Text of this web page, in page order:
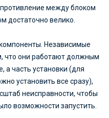
между блоком
достаточно велико.
Независимые
что они работают должным
а часть установки (для
установить все сразу),
неисправности, чтобы
возможности запустить.